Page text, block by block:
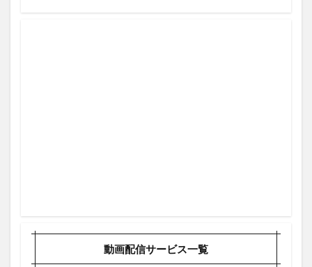
動画配信サービス一覧